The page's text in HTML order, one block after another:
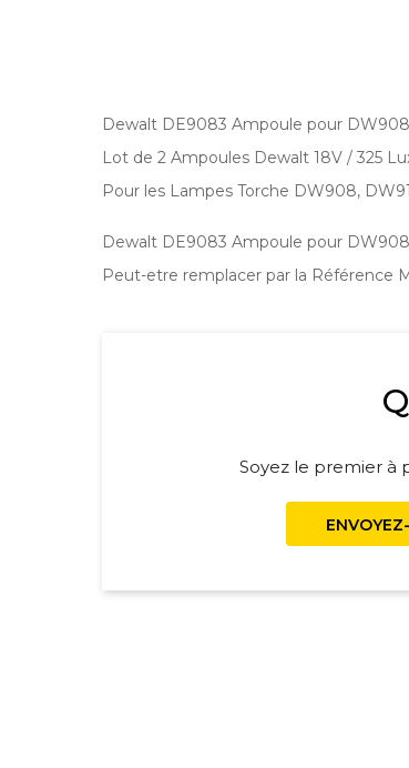
Dewalt DE9083 Ampoule pour
Lot de 2 Ampoules Dewalt 18V / 325
Pour les Lampes Torche DW908,
Dewalt DE9083 Ampoule pour
Peut-etre remplacer par la Référence
Soyez le premier à